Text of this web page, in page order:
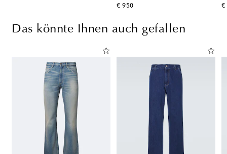
€ 950
original price
€
Das könnte Ihnen auch gefallen